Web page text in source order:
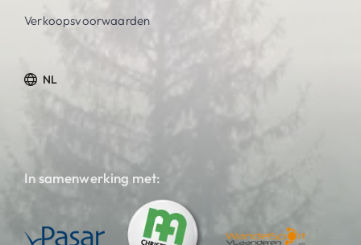
Verkoopsvoorwaarden
NL
In samenwerking met: